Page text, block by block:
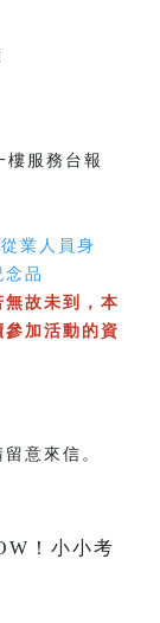
服務台報
業人員身
品
故未到，本
加活動的資
意來信。